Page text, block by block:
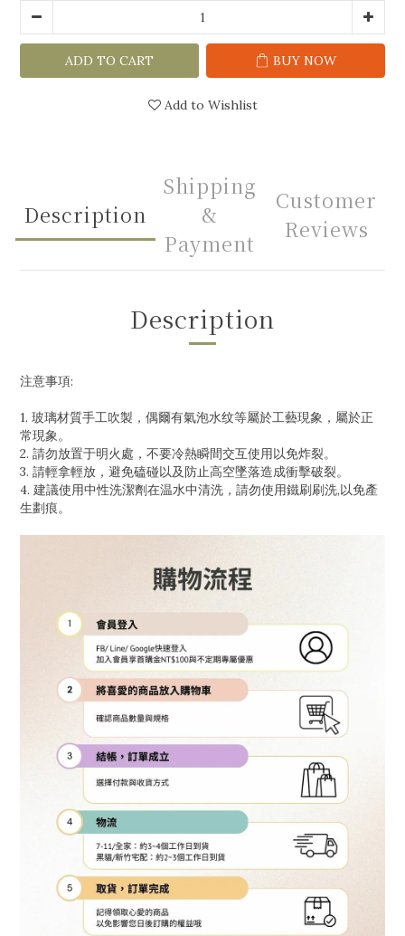
ADD TO CART BUY NOW
Add to Wishlist
Description
Shipping
&
Payment
Customer
Reviews
Description
注意事項:
1. 玻璃材質手工吹製，偶爾有氣泡水纹等屬於工藝現象，屬於正
常現象。
2. 請勿放置于明火處，不要冷熱瞬間交互使用以免炸裂。
3. 請輕拿輕放，避免磕碰以及防止高空墜落造成衝擊破裂。
4. 建議使用中性洗潔劑在温水中清洗，請勿使用鐵刷刷洗,以免產
生劃痕。